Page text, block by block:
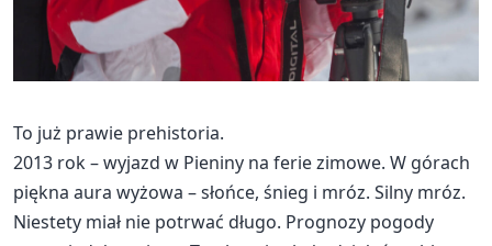
To już prawie prehistoria.
2013 rok – wyjazd w Pieniny na ferie zimowe. W górach
piękna aura wyżowa – słońce, śnieg i mróz. Silny mróz.
Niestety miał nie potrwać długo. Prognozy pogody